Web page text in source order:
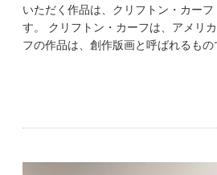
いただく作品は、クリフトン・カー
す。 クリフトン・カーフは、アメリ
フの作品は、創作版画と呼ばれるも